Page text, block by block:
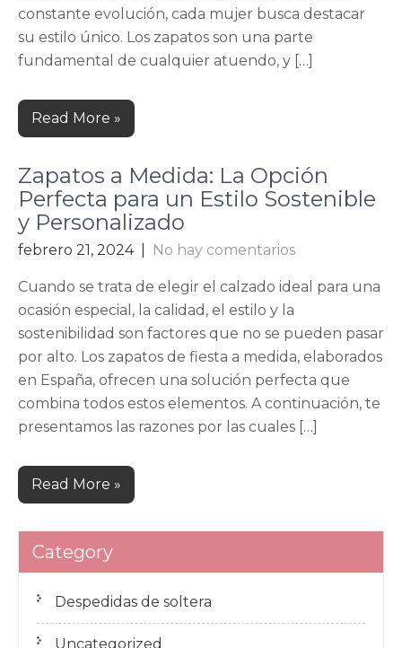
constante evolución, cada mujer busca destacar
su estilo único. Los zapatos son una parte
fundamental de cualquier atuendo, y […]
Read More »
Zapatos a Medida: La Opción
Perfecta para un Estilo Sostenible
y Personalizado
febrero 21, 2024 No hay comentarios
Cuando se trata de elegir el calzado ideal para una
ocasión especial, la calidad, el estilo y la
sostenibilidad son factores que no se pueden pasar
por alto. Los zapatos de fiesta a medida, elaborados
en España, ofrecen una solución perfecta que
combina todos estos elementos. A continuación, te
presentamos las razones por las cuales […]
Read More »
Category
Despedidas de soltera
Uncategorized